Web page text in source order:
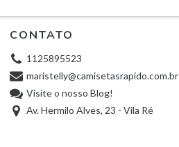
CONTATO
1125895523
maristelly@camisetasrapido.com.br
Visite o nosso Blog!
Av. Hermilo Alves, 23 - Vila Ré